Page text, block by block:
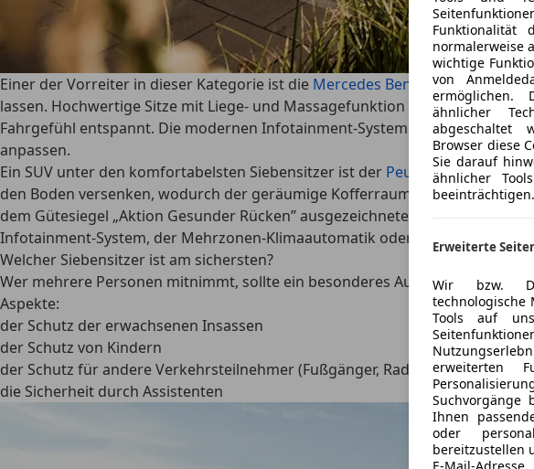
Funktionalität
normalerweise
wichtige
von
ermöglichen.
ähnlicher
abgeschaltet
Browser diese
Sie darauf
ähnlicher
beeinträchtigen.
Erweiterte
Wir bzw.
technologische
Tools auf
erweiterten
Suchvorgänge
Ihnen
oder
bereitzustellen
E-Mail-
Einer der Vorreiter in dieser Kategorie ist die Mercedes Benz V-Klasse. Auch
lassen. Hochwertige Sitze mit Liege- und Massagefunktion bringen den
Fahrgefühl entspannt. Die modernen Infotainment-Systeme und die
anpassen.
Ein SUV unter den komfortabelsten Siebensitzer ist der Peugeot 5008. Er
den Boden versenken, wodurch der geräumige Kofferraum an mehr
dem Gütesiegel „Aktion Gesunder Rücken” ausgezeichneten
Infotainment-System, der Mehrzonen-Klimaautomatik oder dem
Welcher Siebensitzer ist am sichersten?
Wer mehrere Personen mitnimmt, sollte ein besonderes Auge auf die
Aspekte:
der Schutz der erwachsenen Insassen
der Schutz von Kindern
der Schutz für andere Verkehrsteilnehmer (Fußgänger, Radfahrer)
die Sicherheit durch Assistenten